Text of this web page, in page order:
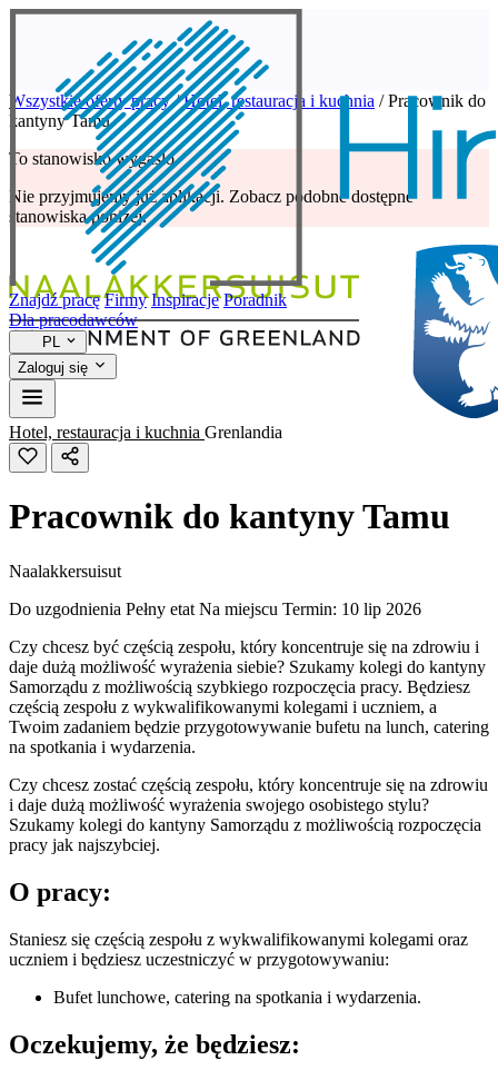
Znajdź pracę Firmy Inspiracje Poradnik
Dla pracodawców
PL
Zaloguj się
Wszystkie oferty pracy / Hotel, restauracja i kuchnia / Pracownik do
kantyny Tamu
To stanowisko wygasło
Nie przyjmujemy już aplikacji. Zobacz podobne dostępne
stanowiska poniżej.
Hotel, restauracja i kuchnia Grenlandia
Pracownik do kantyny Tamu
Naalakkersuisut
Do uzgodnienia Pełny etat Na miejscu Termin: 10 lip 2026
Czy chcesz być częścią zespołu, który koncentruje się na zdrowiu i
daje dużą możliwość wyrażenia siebie? Szukamy kolegi do kantyny
Samorządu z możliwością szybkiego rozpoczęcia pracy. Będziesz
częścią zespołu z wykwalifikowanymi kolegami i uczniem, a
Twoim zadaniem będzie przygotowywanie bufetu na lunch, catering
na spotkania i wydarzenia.
Czy chcesz zostać częścią zespołu, który koncentruje się na zdrowiu
i daje dużą możliwość wyrażenia swojego osobistego stylu?
Szukamy kolegi do kantyny Samorządu z możliwością rozpoczęcia
pracy jak najszybciej.
O pracy:
Staniesz się częścią zespołu z wykwalifikowanymi kolegami oraz
uczniem i będziesz uczestniczyć w przygotowywaniu:
Bufet lunchowe, catering na spotkania i wydarzenia.
Oczekujemy, że będziesz: